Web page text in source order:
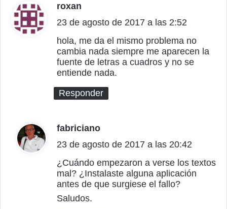
roxan
i
c
e
:
23 de agosto de 2017 a las 2:52
hola, me da el mismo problema no
cambia nada siempre me aparecen la
fuente de letras a cuadros y no se
entiende nada.
Responder
fabriciano
i
c
e
23 de agosto de 2017 a las 20:42
¿Cuándo empezaron a verse los textos
mal? ¿Instalaste alguna aplicación
antes de que surgiese el fallo?
Saludos.